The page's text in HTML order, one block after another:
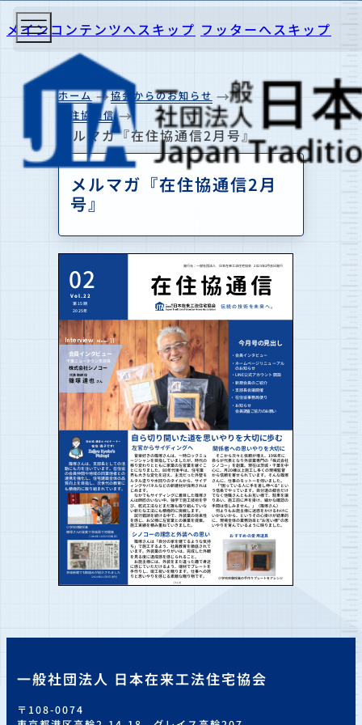
メインコンテンツへスキップ フッターへスキップ
ホーム
協会からのお知らせ
在住協通信
メルマガ『在住協通信2月号』
メルマガ『在住協通信2月
号』
一般社団法人 日本在来工法住宅協会
〒108-0074